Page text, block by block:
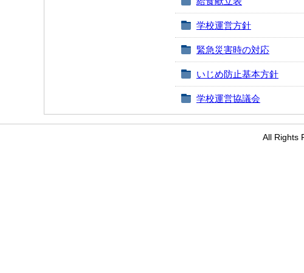
学校運営方針
緊急災害時の対応
いじめ防止基本方針
学校運営協議会
All Rights